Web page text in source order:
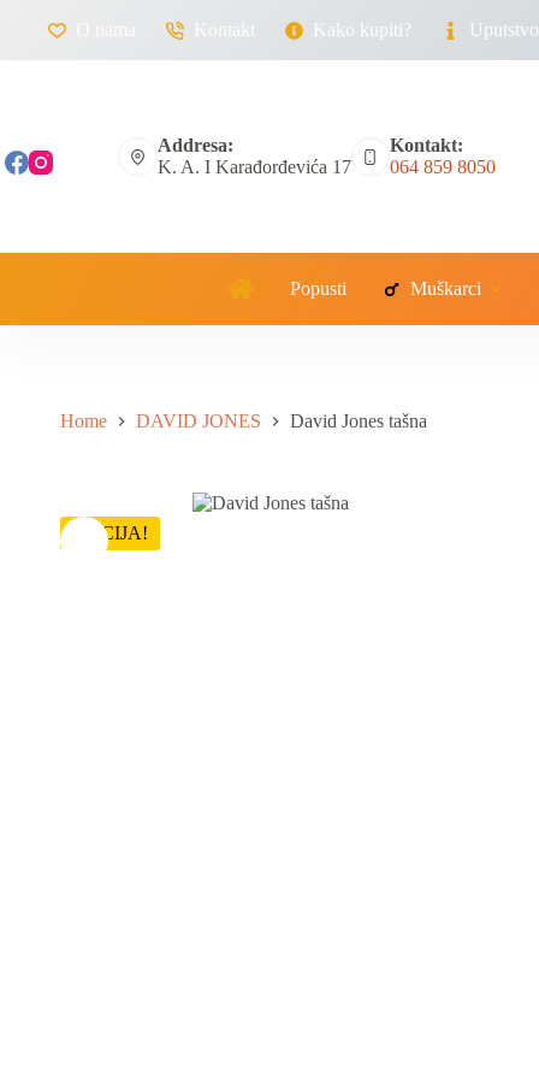
O nama Kontakt Kako kupiti?
Addresa:
K. A. I Karađorđevića 17
Kontakt:
064 859 8050
Popusti Muškarci
Home DAVID JONES David Jones tašna
AKCIJA!